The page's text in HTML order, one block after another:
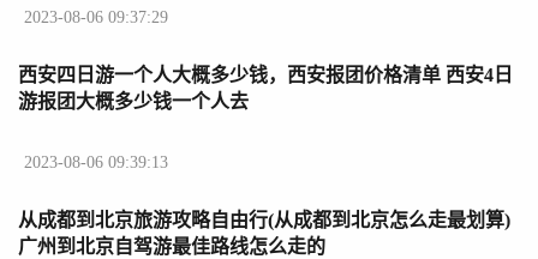
2023-08-06 09:37:29
西安四日游一个人大概多少钱，西安报团价格清单 西安4日
游报团大概多少钱一个人去
2023-08-06 09:39:13
从成都到北京旅游攻略自由行(从成都到北京怎么走最划算)
广州到北京自驾游最佳路线怎么走的